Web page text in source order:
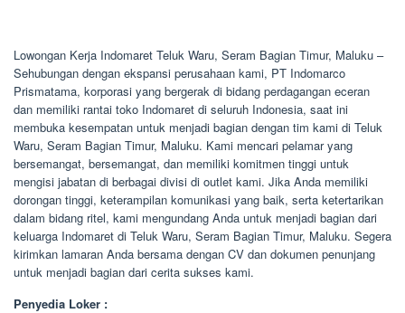
Lowongan Kerja Indomaret Teluk Waru, Seram Bagian Timur, Maluku –
Sehubungan dengan ekspansi perusahaan kami, PT Indomarco
Prismatama, korporasi yang bergerak di bidang perdagangan eceran
dan memiliki rantai toko Indomaret di seluruh Indonesia, saat ini
membuka kesempatan untuk menjadi bagian dengan tim kami di Teluk
Waru, Seram Bagian Timur, Maluku. Kami mencari pelamar yang
bersemangat, bersemangat, dan memiliki komitmen tinggi untuk
mengisi jabatan di berbagai divisi di outlet kami. Jika Anda memiliki
dorongan tinggi, keterampilan komunikasi yang baik, serta ketertarikan
dalam bidang ritel, kami mengundang Anda untuk menjadi bagian dari
keluarga Indomaret di Teluk Waru, Seram Bagian Timur, Maluku. Segera
kirimkan lamaran Anda bersama dengan CV dan dokumen penunjang
untuk menjadi bagian dari cerita sukses kami.
Penyedia Loker :